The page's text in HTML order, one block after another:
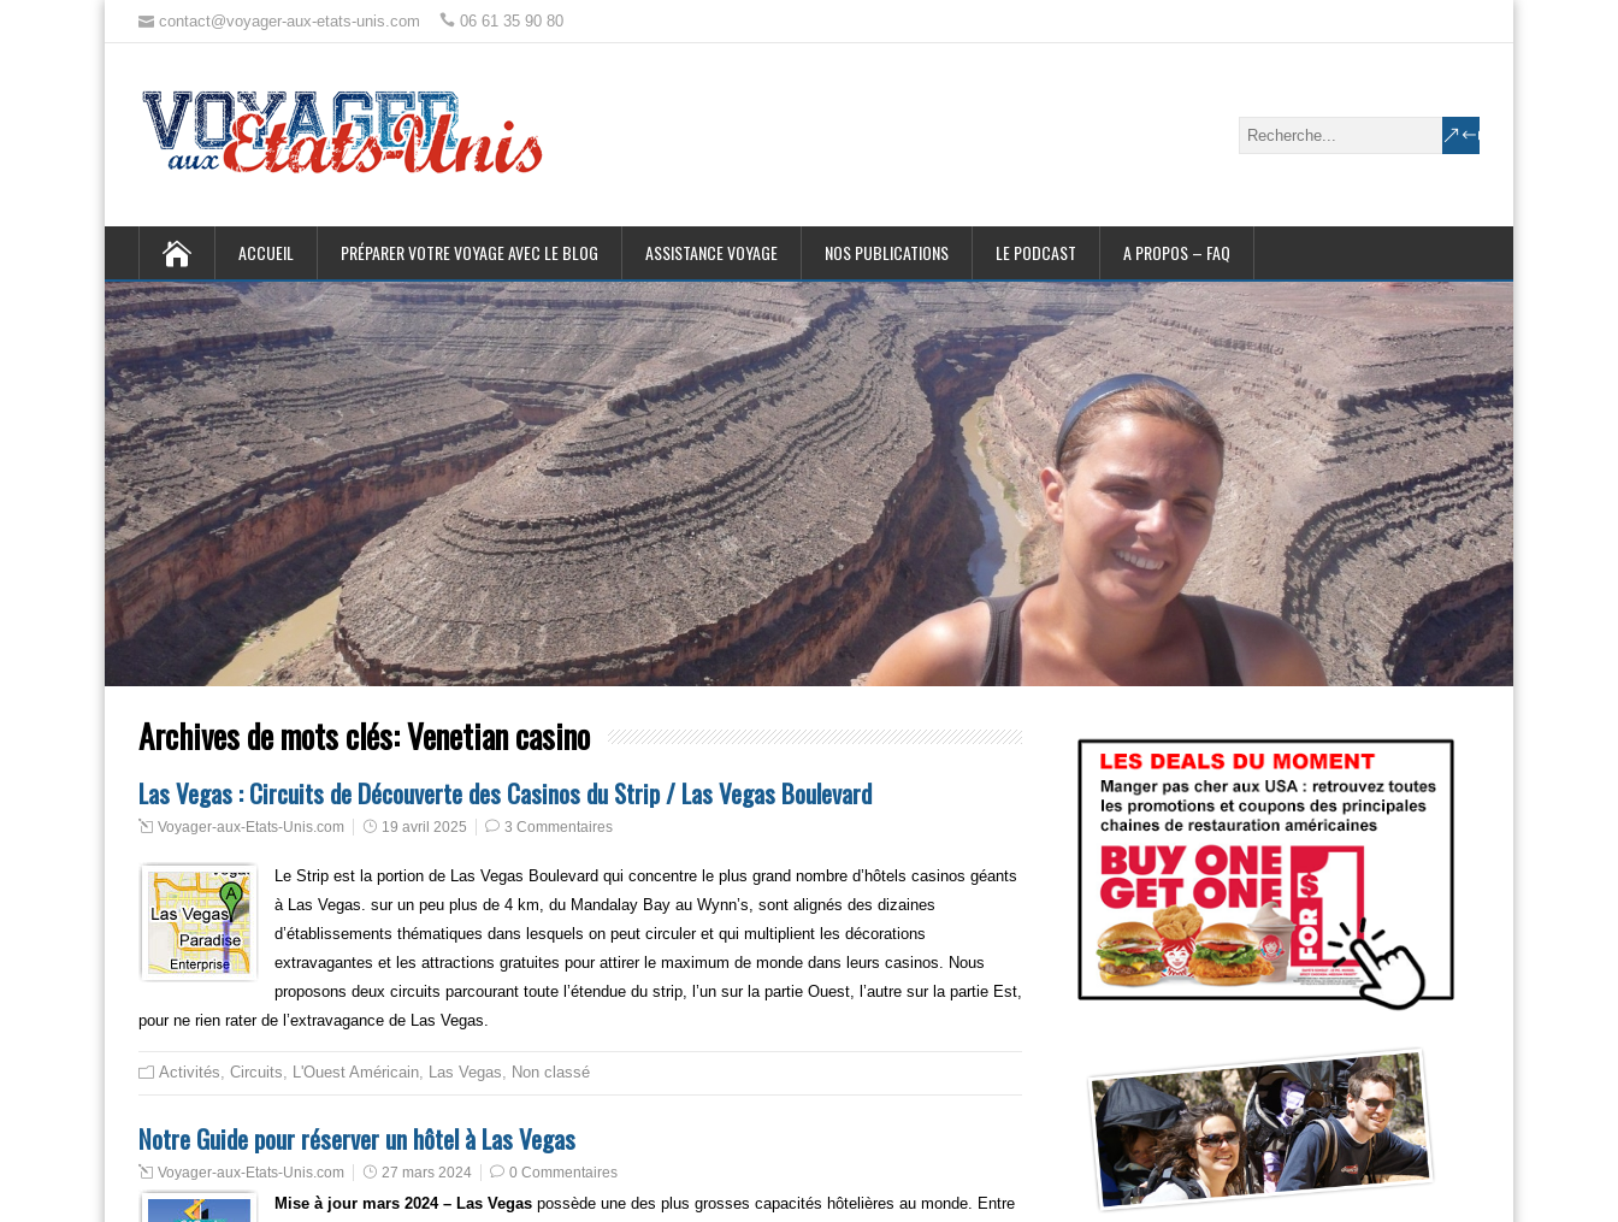
contact@voyager-aux-etats-unis.com 06 61 35 90 80
ACCUEIL PRÉPARER VOTRE VOYAGE AVEC LE BLOG ASSISTANCE VOYAGE NOS PUBLICATIONS LE PODCAST A PROPOS – FAQ
Archives de mots clés:Venetian casino
Las Vegas : Circuits de Découverte des Casinos du Strip / Las Vegas Boulevard
Voyager-aux-Etats-Unis.com 19 avril 2025 3 Commentaires
Le Strip est la portion de Las Vegas Boulevard qui concentre le plus grand nombre d’hôtels casinos géants
à Las Vegas. sur un peu plus de 4 km, du Mandalay Bay au Wynn’s, sont alignés des dizaines
d’établissements thématiques dans lesquels on peut circuler et qui multiplient les décorations
extravagantes et les attractions gratuites pour attirer le maximum de monde dans leurs casinos. Nous
proposons deux circuits parcourant toute l’étendue du strip, l’un sur la partie Ouest, l’autre sur la partie Est,
pour ne rien rater de l’extravagance de Las Vegas.
Activités, Circuits, L'Ouest Américain, Las Vegas, Non classé
Notre Guide pour réserver un hôtel à Las Vegas
Voyager-aux-Etats-Unis.com 27 mars 2024 0 Commentaires
Mise à jour mars 2024 – Las Vegas possède une des plus grosses capacités hôtelières au monde. Entre